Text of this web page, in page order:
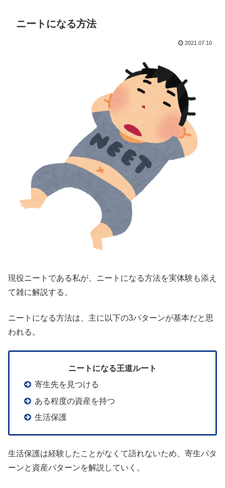
ニートになる方法
2021.07.10
現役ニートである私が、ニートになる方法を実体験も添え
て雑に解説する。
ニートになる方法は、主に以下の3パターンが基本だと思
われる。
ニートになる王道ルート
寄生先を見つける
ある程度の資産を持つ
生活保護
生活保護は経験したことがなくて語れないため、寄生パタ
ーンと資産パターンを解説していく。